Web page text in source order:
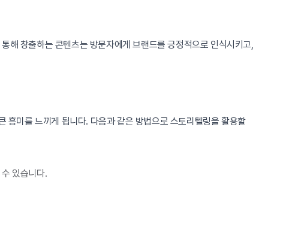
해 창출하는 콘텐츠는 방문자에게 브랜드를 긍정적으로 인식시키고,
흥미를 느끼게 됩니다. 다음과 같은 방법으로 스토리텔링을 활용할
있습니다.